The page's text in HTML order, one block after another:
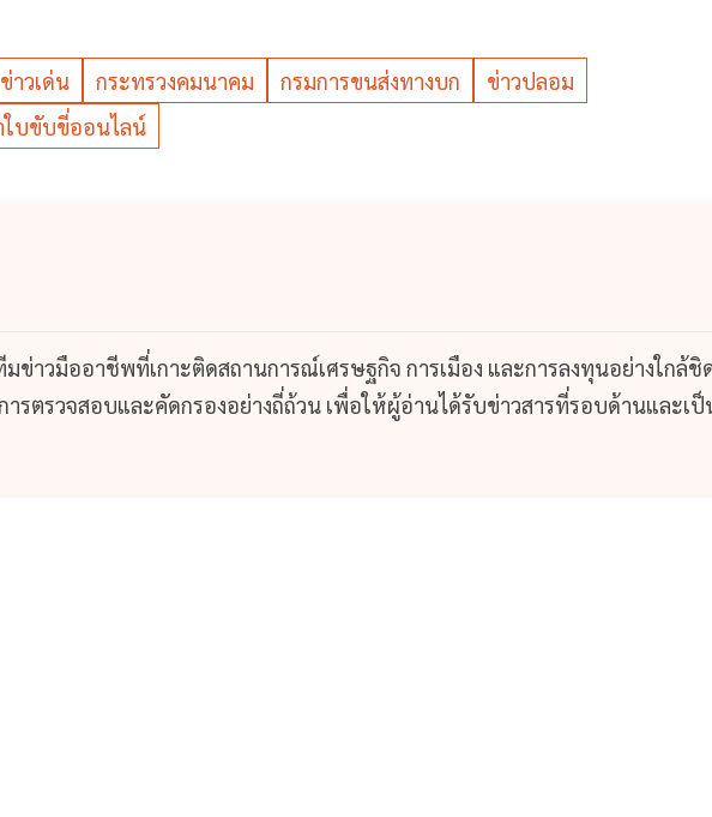
ข่าวเด่น กระทรวงคมนาคม กรมการขนส่งทางบก
ข่าวปลอม
ใบขับขี่ออนไลน์
มข่าวมืออาชีพที่เกาะติดสถานการณ์เศรษฐกิจ การเมือง และการลงทุนอย่างใกล้ชิ
รตรวจสอบและคัดกรองอย่างถี่ถ้วน เพื่อให้ผู้อ่านได้รับข่าวสารที่รอบด้านและเป็